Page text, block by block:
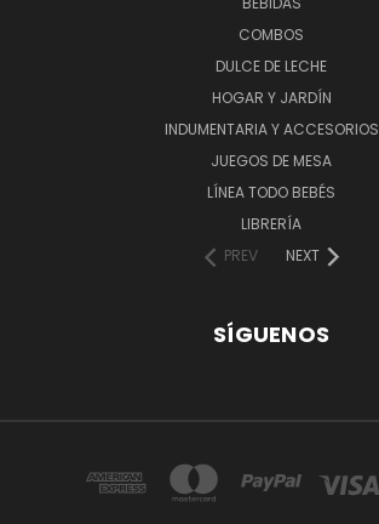
COMBOS
DULCE DE LECHE
HOGAR Y JARDÍN
INDUMENTARIA Y ACCESORIOS
JUEGOS DE MESA
LÍNEA TODO BEBÉS
LIBRERÍA
PREV
NEXT
SÍGUENOS